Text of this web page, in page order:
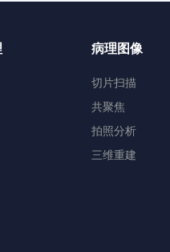
病理图像
切片扫描
共聚焦
拍照分析
三维重建